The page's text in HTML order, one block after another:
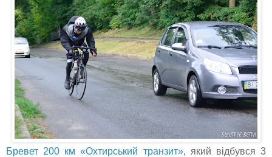
Бревет 200 км «Охтирський транзит», який відбувся 3